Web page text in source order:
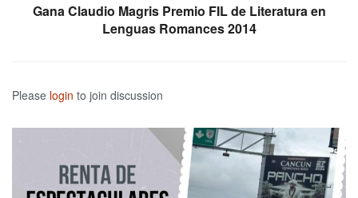
Gana Claudio Magris Premio FIL de Literatura en
Lenguas Romances 2014
Please login to join discussion